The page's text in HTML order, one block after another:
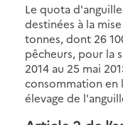
Le quota
destinées à la
tonnes, dont 26
pêcheurs, pour la
2014 au 25 mai
consommation en
élevage de